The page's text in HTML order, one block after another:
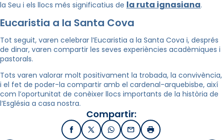
la Seu i els llocs més significatius de la ruta ignasiana.
Eucaristia a la Santa Cova
Tot seguit, varen celebrar l’Eucaristia a la Santa Cova i, després
de dinar, varen compartir les seves experiències acadèmiques i
pastorals.
Tots varen valorar molt positivament la trobada, la convivència,
i el fet de poder-la compartir amb el cardenal-arquebisbe, així
com l’oportunitat de conèixer llocs importants de la història de
l’Església a casa nostra.
Compartir:
FacebookX / TwitterWhatsApp
EmailImprimir